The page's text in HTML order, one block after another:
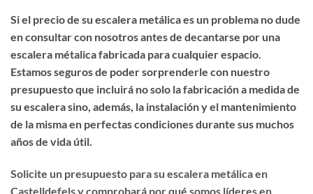
Si el precio de su escalera metálica es un problema no dude
en consultar con nosotros antes de decantarse por una
escalera métalica fabricada para cualquier espacio.
Estamos seguros de poder sorprenderle con nuestro
presupuesto que incluirá no solo la fabricación a medida de
su escalera sino, además, la instalación y el mantenimiento
de la misma en perfectas condiciones durante sus muchos
años de vida útil.
Solicite un presupuesto para su escalera metálica en
Castelldefels y comprobará por qué somos líderes en